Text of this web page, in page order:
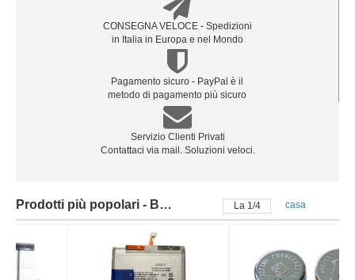
CONSEGNA VELOCE - Spedizioni
in Italia in Europa e nel Mondo
Pagamento sicuro - PayPal è il
metodo di pagamento più sicuro
Servizio Clienti Privati
Contattaci via mail. Soluzioni veloci.
Prodotti più popolari - Batteria samsung La 2/4 casa